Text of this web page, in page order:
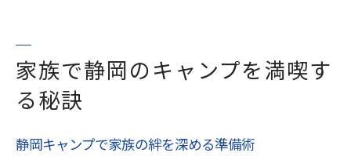
旅
子連れキャンプなら富士宮市体験が魅力
ト
家族で静岡のキャンプを満喫す
る秘訣
静岡キャンプで家族の絆を深める準備術